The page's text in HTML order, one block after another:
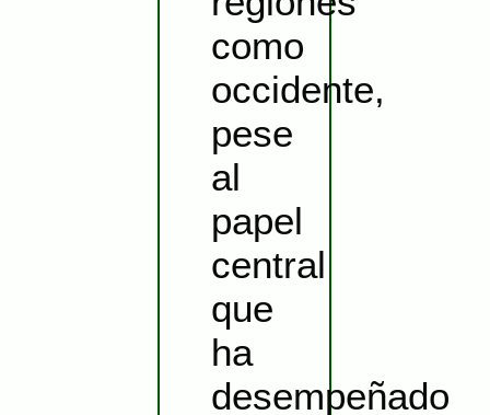
como
occidente,
pese
al
papel
central
que
ha
desempeñado